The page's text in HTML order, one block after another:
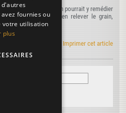
le grain du maroquin, on pourrait y remédier
de la paumelle, pour en relever le grain,
Imprimer cet article
d'autres
fournies ou
votre utilisation
plus